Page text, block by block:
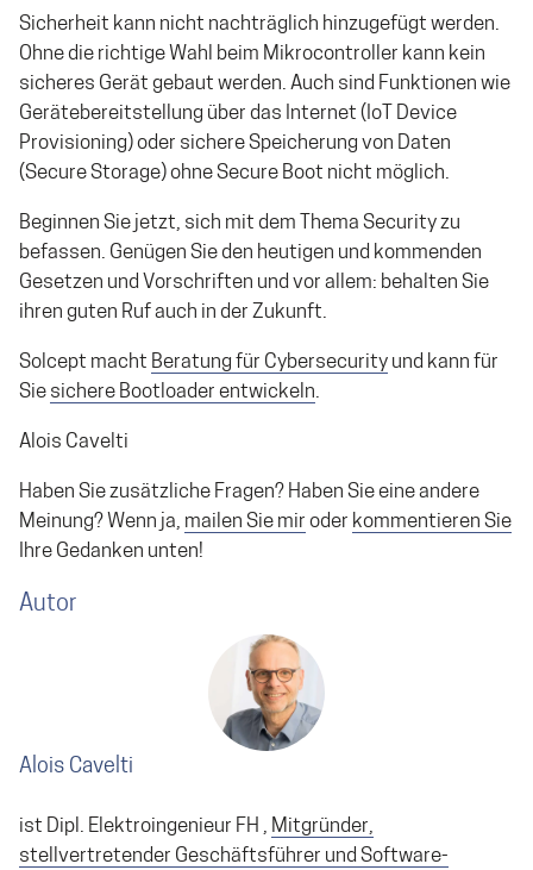
Sicherheit kann nicht nachträglich hinzugefügt werden.
Ohne die richtige Wahl beim Mikrocontroller kann kein
sicheres Gerät gebaut werden. Auch sind Funktionen wie
Gerätebereitstellung über das Internet (IoT Device
Provisioning) oder sichere Speicherung von Daten
(Secure Storage) ohne Secure Boot nicht möglich.
Beginnen Sie jetzt, sich mit dem Thema Security zu
befassen. Genügen Sie den heutigen und kommenden
Gesetzen und Vorschriften und vor allem: behalten Sie
ihren guten Ruf auch in der Zukunft.
Solcept macht Beratung für Cybersecurity und kann für
Sie sichere Bootloader entwickeln.
Alois Cavelti
Haben Sie zusätzliche Fragen? Haben Sie eine andere
Meinung? Wenn ja, mailen Sie mir oder kommentieren Sie
Ihre Gedanken unten!
Autor
Alois Cavelti
ist Dipl. Elektroingenieur FH , Mitgründer,
stellvertretender Geschäftsführer und Software-